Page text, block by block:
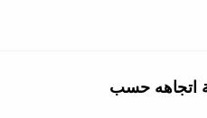
اتجاهه حسب